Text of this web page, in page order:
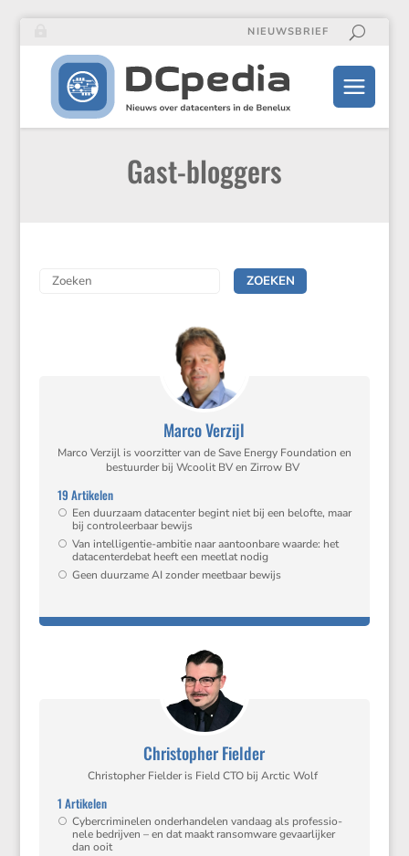
NIEUWSBRIEF
Gast-bloggers
ZOEKEN
Marco Verzijl
19 Artikelen
Marco Verzijl is voorzitter van de Save Energy Founda­tion en
bestuurder bij Wcoolit BV en Zirrow BV
Een duurzaam datacenter begint niet bij een belofte, maar
bij contro­leer­baar bewijs
Van intel­li­gentie-ambitie naar aantoon­bare waarde: het
datacen­ter­debat heeft een meetlat nodig
Geen duurzame AI zonder meetbaar bewijs
Christopher Fielder
1 Artikelen
Chris­topher Fielder is Field CTO bij Arctic Wolf
Cyber­cri­mi­nelen onder­han­delen vandaag als profes­si­o­
nele bedrijven – en dat maakt ransom­ware gevaar­lijker
dan ooit